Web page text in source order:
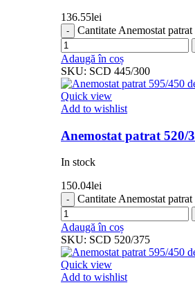
136.55lei
Cantitate Anemostat
Adaugă în coș
SKU: SCD 445/300
Quick view
Add to wishlist
Anemostat patrat 520/
In stock
150.04lei
Cantitate Anemostat
Adaugă în coș
SKU: SCD 520/375
Quick view
Add to wishlist